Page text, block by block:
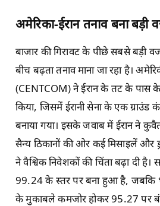
अमेरिका-ईरान तनाव बना बड़ी
बाजार की गिरावट के पीछे सबसे बड़ी
बीच बढ़ता तनाव माना जा रहा है।
(CENTCOM) ने ईरान के तट के पास
किया, जिसमें ईरानी सेना के एक ग्राउंड
बनाया गया। इसके जवाब में ईरान ने
सैन्य ठिकानों की ओर कई मिसाइलें और
ने वैश्विक निवेशकों की चिंता बढ़ा दी है।
99.24 के स्तर पर बना हुआ है, जबकि
के मुकाबले कमजोर होकर 95.27 पर